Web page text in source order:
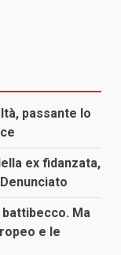
passante lo
ex fidanzata,
Ma
e le